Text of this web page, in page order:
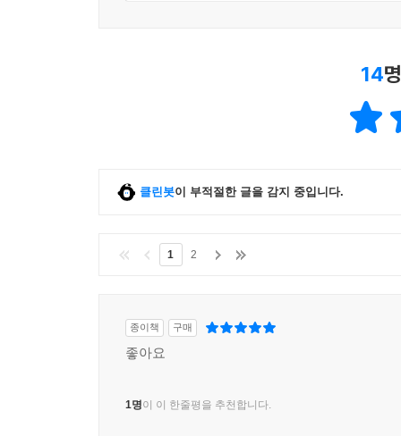
14
클린봇이 부적절한 글을 감지 중입니다.
1 2
종이책 구매
좋아요
1명이 이 한줄평을 추천합니다.